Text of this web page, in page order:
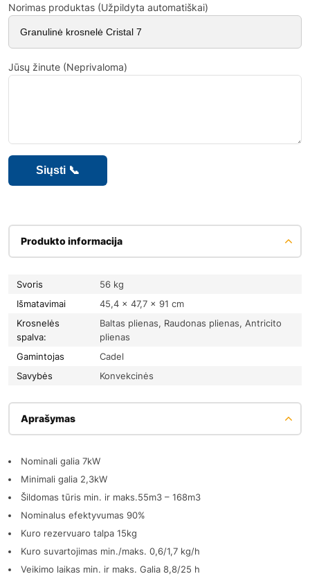
Norimas produktas (Užpildyta automatiškai)
Jūsų žinute (Neprivaloma)
Produkto informacija
Svoris
56 kg
Išmatavimai
45,4 × 47,7 × 91 cm
Krosnelės
spalva:
Baltas plienas, Raudonas plienas, Antricito
plienas
Gamintojas
Cadel
Savybės
Konvekcinės
Aprašymas
Nominali galia 7kW
Minimali galia 2,3kW
Šildomas tūris min. ir maks.55m3 – 168m3
Nominalus efektyvumas 90%
Kuro rezervuaro talpa 15kg
Kuro suvartojimas min./maks. 0,6/1,7 kg/h
Veikimo laikas min. ir maks. Galia 8,8/25 h